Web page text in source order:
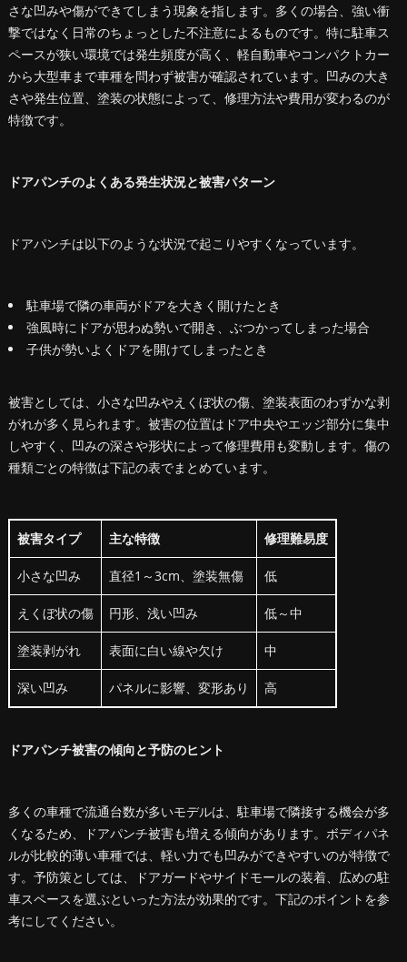
さな凹みや傷ができてしまう現象を指します。多くの場合、強い衝
撃ではなく日常のちょっとした不注意によるものです。特に駐車ス
ペースが狭い環境では発生頻度が高く、軽自動車やコンパクトカー
から大型車まで車種を問わず被害が確認されています。凹みの大き
さや発生位置、塗装の状態によって、修理方法や費用が変わるのが
特徴です。
ドアパンチのよくある発生状況と被害パターン
ドアパンチは以下のような状況で起こりやすくなっています。
駐車場で隣の車両がドアを大きく開けたとき
強風時にドアが思わぬ勢いで開き、ぶつかってしまった場合
子供が勢いよくドアを開けてしまったとき
被害としては、小さな凹みやえくぼ状の傷、塗装表面のわずかな剥
がれが多く見られます。被害の位置はドア中央やエッジ部分に集中
しやすく、凹みの深さや形状によって修理費用も変動します。傷の
種類ごとの特徴は下記の表でまとめています。
被害タイプ 主な特徴 修理難易度
小さな凹み 直径1～3cm、塗装無傷 低
えくぼ状の傷 円形、浅い凹み 低～中
塗装剥がれ 表面に白い線や欠け 中
深い凹み パネルに影響、変形あり 高
ドアパンチ被害の傾向と予防のヒント
多くの車種で流通台数が多いモデルは、駐車場で隣接する機会が多
くなるため、ドアパンチ被害も増える傾向があります。ボディパネ
ルが比較的薄い車種では、軽い力でも凹みができやすいのが特徴で
す。予防策としては、ドアガードやサイドモールの装着、広めの駐
車スペースを選ぶといった方法が効果的です。下記のポイントを参
考にしてください。